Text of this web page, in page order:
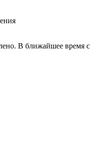
В ближайшее время с